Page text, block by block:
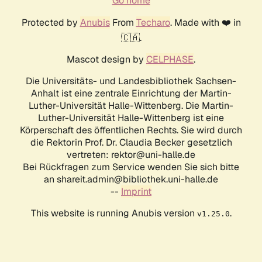
Protected by AnubisFrom Techaro. Made with ❤️ in
🇨🇦.
Mascot design by CELPHASE.
Die Universitäts- und Landesbibliothek Sachsen-
Anhalt ist eine zentrale Einrichtung der Martin-
Luther-Universität Halle-Wittenberg. Die Martin-
Luther-Universität Halle-Wittenberg ist eine
Körperschaft des öffentlichen Rechts. Sie wird durch
die Rektorin Prof. Dr. Claudia Becker gesetzlich
vertreten: rektor@uni-halle.de
Bei Rückfragen zum Service wenden Sie sich bitte
an shareit.admin@bibliothek.uni-halle.de
-- Imprint
This website is running Anubis version v1.25.0.